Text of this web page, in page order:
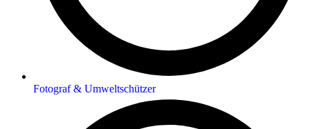
Fotograf & Umweltschützer